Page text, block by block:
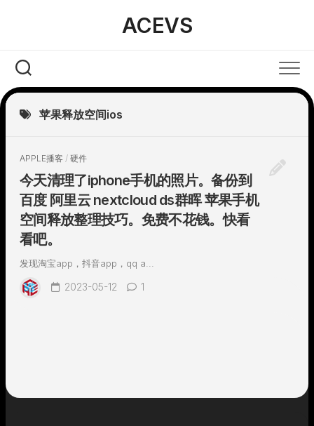
ACEVS
苹果释放空间ios
APPLE播客 / 硬件
今天清理了iphone手机的照片。备份到
百度 阿里云 nextcloud ds群晖 苹果手机
空间释放整理技巧。免费不花钱。快看
看吧。
发现淘宝app，抖音app，qq a...
2023-05-12 1